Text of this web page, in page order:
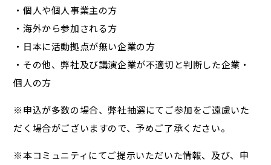
・個人や個人事業主の方
・海外から参加される方
・日本に活動拠点が無い企業の方
・その他、弊社及び講演企業が不適切と判断した企業・
個人の方
※申込が多数の場合、弊社抽選にてご参加をご遠慮いた
だく場合がございますので、予めご了承ください。
※本コミュニティにてご提示いただいた情報、及び、申